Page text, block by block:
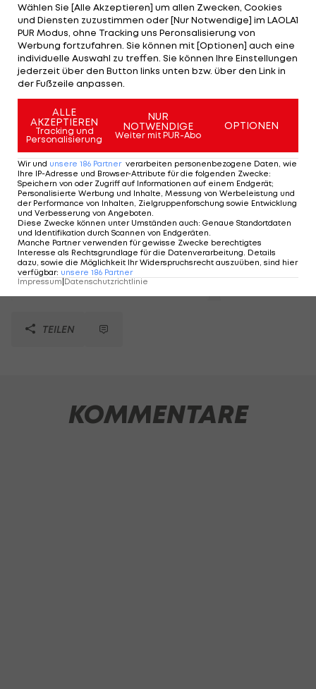
Türkeis Spiele bei der EURO 2024
Mehr zum Thema
7-7-1-Rekord-Outfit:
Worn & signed von
Michael Strasser
Verbände
Matchworn-
Michael
ersteigern
Verbände
TEILEN
KOMMENTARE
Wählen Sie [Alle Akzeptieren] um allen Zwecken, Cookies
und Diensten zuzustimmen oder [Nur Notwendige] im LAOLA1
PUR Modus, ohne Tracking uns Peronsalisierung von
Werbung fortzufahren. Sie können mit [Optionen] auch eine
individuelle Auswahl zu treffen. Sie können Ihre Einstellungen
jederzeit über den Button links unten bzw. über den Link in
der Fußzeile anpassen.
ALLE
AKZEPTIEREN
Tracking und
Personalisierung
NUR
NOTWENDIGE
Weiter mit PUR-Abo
OPTIONEN
Wir und unsere 186 Partner verarbeiten personenbezogene Daten, wie
Ihre IP-Adresse und Browser-Attribute für die folgenden Zwecke:
Speichern von oder Zugriff auf Informationen auf einem Endgerät;
Personalisierte Werbung und Inhalte, Messung von Werbeleistung und
der Performance von Inhalten, Zielgruppenforschung sowie Entwicklung
und Verbesserung von Angeboten
Diese Zwecke können unter Umständen auch: Genaue Standortdaten
und Identifikation durch Scannen von Endgeräten
Manche Partner verwenden für gewisse Zwecke berechtigtes
Interesse als Rechtsgrundlage für die Datenverarbeitung. Details
dazu, sowie die Möglichkeit Ihr Widerspruchsrecht auszuüben, sind hier
verfügbar: unsere 186 Partner
Impressum|Datenschutzrichtlinie